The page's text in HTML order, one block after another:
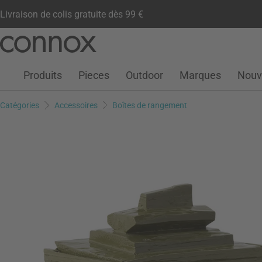
Livraison de colis gratuite dès 99 €
contenu
Compte clientListe de souhaits
Warenkorb
Produits Pieces Outdoor Marques
Catégories Accessoires Boîtes de rangement